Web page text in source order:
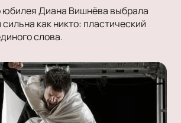
юбилея Диана Вишнёва выбрала
как никто: пластический
слова.